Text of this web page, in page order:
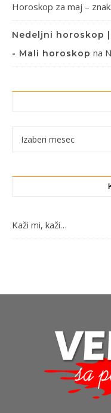
Horoskop za maj –
Nedeljni horoskop |
- Mali horoskop na
Arhiva
Kaži mi, kaži…